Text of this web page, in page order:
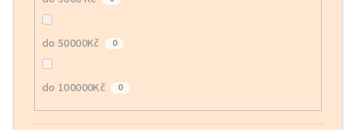
do 50000Kč 0
do 100000Kč 0